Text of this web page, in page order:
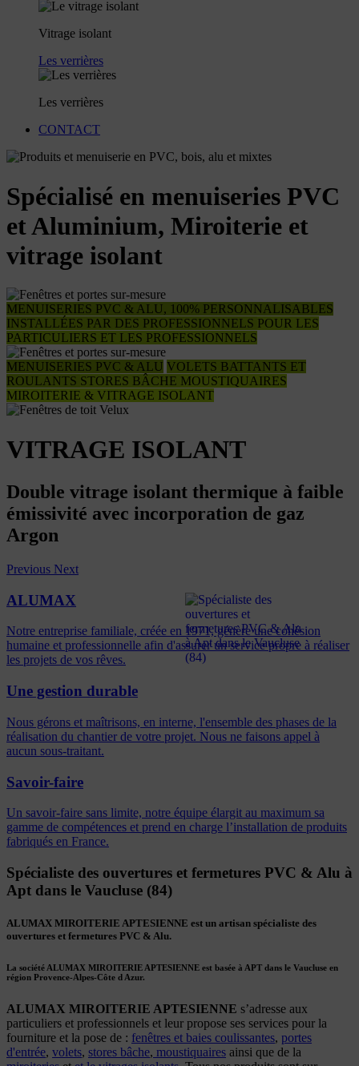
Vitrage isolant
Les verrières
Les verrières
CONTACT
Spécialisé en menuiseries PVC
et Aluminium, Miroiterie et
vitrage isolant
MENUISERIES PVC & ALU, 100% PERSONNALISABLES
INSTALLÉES PAR DES PROFESSIONNELS POUR LES
PARTICULIERS ET LES PROFESSIONNELS
MENUISERIES PVC & ALU VOLETS BATTANTS ET
ROULANTS STORES BÂCHE MOUSTIQUAIRES
MIROITERIE & VITRAGE ISOLANT
VITRAGE ISOLANT
Double vitrage isolant thermique à faible
émissivité avec incorporation de gaz
Argon
Previous Next
ALUMAX
Notre entreprise familiale, créée en 1971, génère une cohésion
humaine et professionnelle afin d'assurer un service propre à réaliser
les projets de vos rêves.
Une gestion durable
Nous gérons et maîtrisons, en interne, l'ensemble des phases de la
réalisation du chantier de votre projet. Nous ne faisons appel à
aucun sous-traitant.
Savoir-faire
Un savoir-faire sans limite, notre équipe élargit au maximum sa
gamme de compétences et prend en charge l’installation de produits
fabriqués en France.
Spécialiste des ouvertures et fermetures PVC & Alu à
Apt dans le Vaucluse (84)
ALUMAX MIROITERIE APTESIENNE est un artisan spécialiste des
ouvertures et fermetures PVC & Alu.
La société ALUMAX MIROITERIE APTESIENNE est basée à APT dans le Vaucluse en
région Provence-Alpes-Côte d Azur.
ALUMAX MIROITERIE APTESIENNE s’adresse aux
particuliers et professionnels et leur propose ses services pour la
fourniture et la pose de : fenêtres et baies coulissantes, portes
d'entrée, volets, stores bâche, moustiquaires ainsi que de la